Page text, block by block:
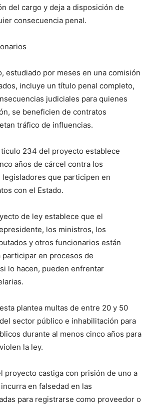
del cargo y deja a disposición de
consecuencia penal.
estudiado por meses en una comisión
incluye un título penal completo,
judiciales para quienes
se beneficien de contratos
tráfico de influencias.
234 del proyecto establece
años de cárcel contra los
que participen en
con el Estado.
de ley establece que el
los ministros, los
y otros funcionarios están
participar en procesos de
lo hacen, pueden enfrentar
plantea multas de entre 20 y 50
sector público e inhabilitación para
durante al menos cinco años para
la ley.
proyecto castiga con prisión de uno a
en falsedad en las
para registrarse como proveedor o